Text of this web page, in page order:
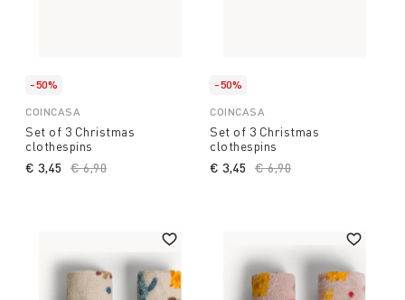
-50%
COINCASA
Set of 3 Christmas
clothespins
Price reduced from
€ 6,90
€ 3,45
-50%
COINCASA
Set of 3 Christmas
clothespins
Price reduced from
€ 6,90
€ 3,45